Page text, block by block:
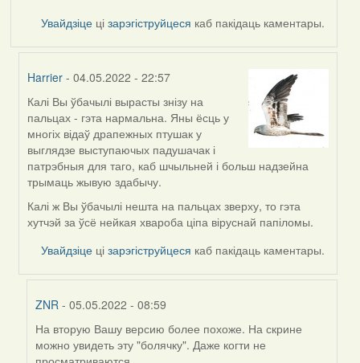
Увайдзіце цізарэгіструйцеся каб пакідаць каментары.
Harrier - 04.05.2022 - 22:57
In
reply
to
by
ZNR
Калі Вы ўбачылі вырасты знізу на
пальцах - гэта нармальна. Яны ёсць у
многіх відаў драпежных птушак у
выглядзе выступаючых падушачак і
патрэбныя для таго, каб шчыльней і больш надзейна
трымаць жывую здабычу.
Калі ж Вы ўбачылі нешта на пальцах зверху, то гэта
хутчэй за ўсё нейкая хвароба ціпа віруснай папіломы.
Увайдзіце цізарэгіструйцеся каб пакідаць каментары.
ZNR - 05.05.2022 - 08:59
In
reply
На вторую Вашу версию более похоже. На скрине
можно увидеть эту "болячку". Даже когти не